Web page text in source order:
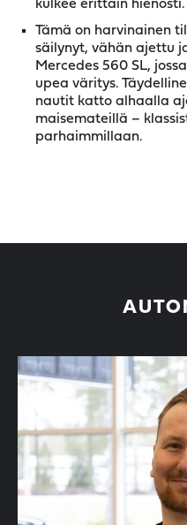
kulkee erittäin hienosti.
Tämä on harvinainen
säilynyt, vähän ajettu
Mercedes 560 SL,
upea väritys.
nautit katto alhaalla
maisemateillä –
parhaimmillaan.